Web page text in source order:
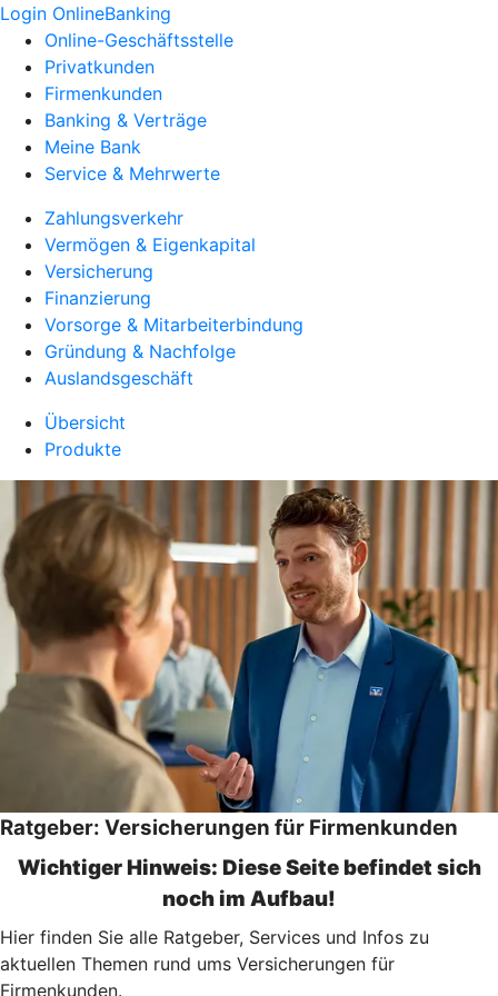
Login OnlineBanking
Online-Geschäftsstelle
Privatkunden
Firmenkunden
Banking & Verträge
Meine Bank
Service & Mehrwerte
Zahlungsverkehr
Vermögen & Eigenkapital
Versicherung
Finanzierung
Vorsorge & Mitarbeiterbindung
Gründung & Nachfolge
Auslandsgeschäft
Übersicht
Produkte
Ratgeber: Versicherungen für Firmenkunden
Wichtiger Hinweis: Diese Seite befindet sich
noch im Aufbau!
Hier finden Sie alle Ratgeber, Services und Infos zu
aktuellen Themen rund ums Versicherungen für
Firmenkunden.